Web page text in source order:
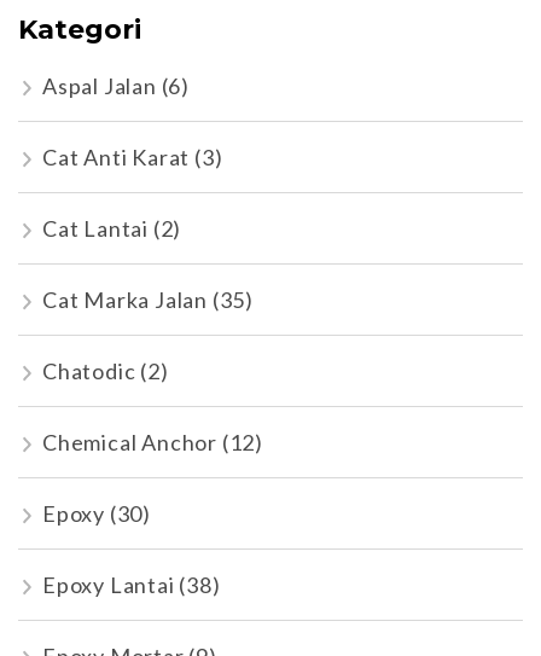
Kategori
Aspal Jalan (6)
Cat Anti Karat (3)
Cat Lantai (2)
Cat Marka Jalan (35)
Chatodic (2)
Chemical Anchor (12)
Epoxy (30)
Epoxy Lantai (38)